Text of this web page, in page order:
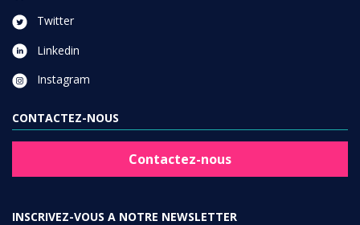
Twitter
Linkedin
Instagram
CONTACTEZ-NOUS
Contactez-nous
INSCRIVEZ-VOUS A NOTRE NEWSLETTER